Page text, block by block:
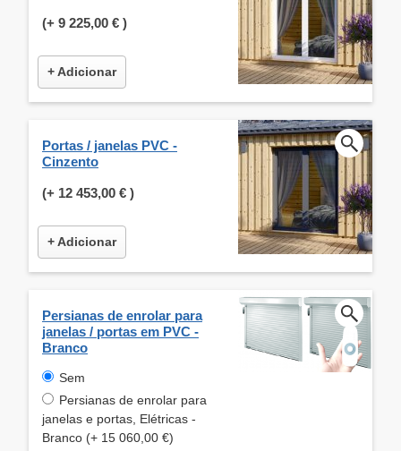
(+ 9 225,00 € )
+ Adicionar
Portas / janelas PVC -
Cinzento
(+ 12 453,00 € )
+ Adicionar
Persianas de enrolar para
janelas / portas em PVC -
Branco
Sem
Persianas de enrolar para
janelas e portas, Elétricas -
Branco (+ 15 060,00 €)